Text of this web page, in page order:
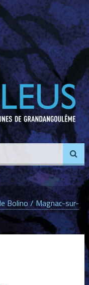
Bolino / Magnac-sur-